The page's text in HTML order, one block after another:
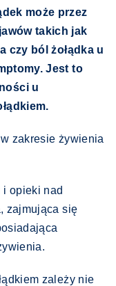
może przez
takich jak
czy ból żołądka u
Jest to
u
zakresie żywienia
i opieki nad
zajmująca się
zależy nie